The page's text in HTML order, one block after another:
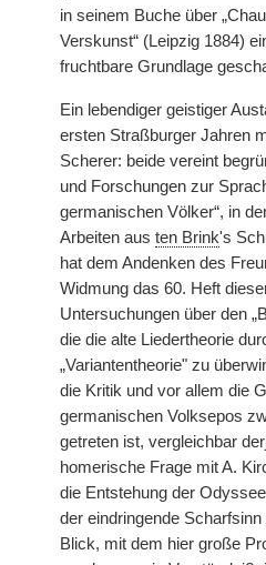
in seinem Buche über
Verskunst“ (Leipzig 1884)
fruchtbare Grundlage
Ein lebendiger geistiger
ersten Straßburger Jahren
Scherer: beide vereint
und Forschungen zur
germanischen Völker“, in
Arbeiten aus ten Brink's
hat dem Andenken des
Widmung das 60. Heft
Untersuchungen über den
die die alte Liedertheorie
„Variantentheorie" zu
die Kritik und vor allem die
germanischen Volksepos
getreten ist, vergleichbar
homerische Frage mit A.
die Entstehung der
der eindringende
Blick, mit dem hier große